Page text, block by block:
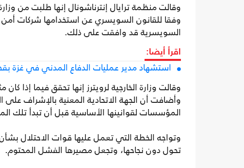
وقالت منظمة ترايال إنترناشونال إنها طلبت من
وفقا للقانون السويسري عن استخدامها شركات
السويسرية قد وافقت على ذلك.
اقرأ أيضا:
استشهاد مدير عمليات الدفاع المدني في غزة
وقالت وزارة الخارجية لرويترز إنها تحقق فيما
وأضافت أن الجهة الاتحادية المعنية بالإشراف
المؤسسات لقوانينها الأساسية قبل أن تبدأ تلك
وتواجه الخطة التي تعمل عليها قوات الاحتلال
تحول دون نجاحها، وتجعل مصيرها الفشل المحتوم.